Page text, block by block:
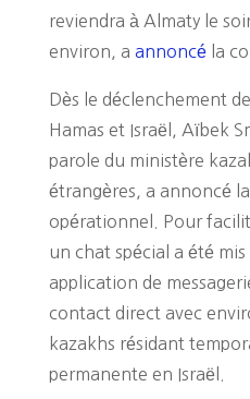
reviendra à Almaty le
environ, a annoncéla
Dès le déclenchement
Hamas et Israël, Aïbek
parole du ministère
étrangères, a annoncé
opérationnel. Pour
un chat spécial a été
application de
contact direct avec
kazakhs résidant
permanente en Israël.